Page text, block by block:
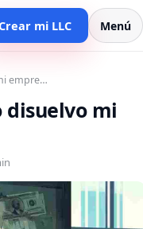
mi LLC Menú
empre…
disuelvo mi